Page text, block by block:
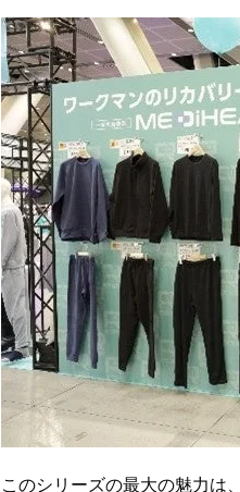
このシリーズの最大の魅力は